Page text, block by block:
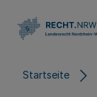
Startseite